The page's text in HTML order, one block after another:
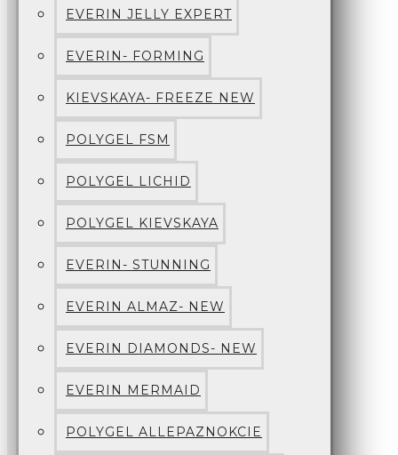
EVERIN JELLY EXPERT
EVERIN- FORMING
KIEVSKAYA- FREEZE NEW
POLYGEL FSM
POLYGEL LICHID
POLYGEL KIEVSKAYA
EVERIN- STUNNING
EVERIN ALMAZ- NEW
EVERIN DIAMONDS- NEW
EVERIN MERMAID
POLYGEL ALLEPAZNOKCIE